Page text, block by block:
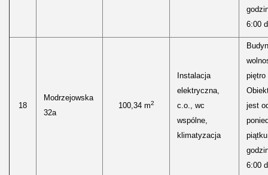
6:00
18
Modrzejowska
32a
100,34 m2
Instalacja
elektryczna,
c.o., wc
wspólne,
klimatyzacja
piętro
jest
6:00